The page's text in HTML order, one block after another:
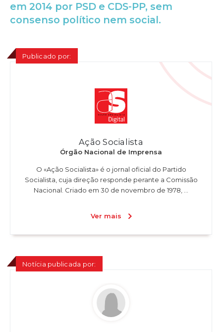
em 2014 por PSD e CDS-PP, sem
consenso político nem social.
Publicado por:
Ação Socialista
Órgão Nacional de Imprensa
O «Ação Socialista» é o jornal oficial do Partido
Socialista, cuja direção responde perante a Comissão
Nacional. Criado em 30 de novembro de 1978, ...
Ver mais
Notícia publicada por: